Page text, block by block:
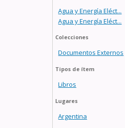
Agua y Energía Eléct...
Agua y Energía Eléct...
Colecciones
Documentos Externos
Tipos de ítem
Libros
Lugares
Argentina